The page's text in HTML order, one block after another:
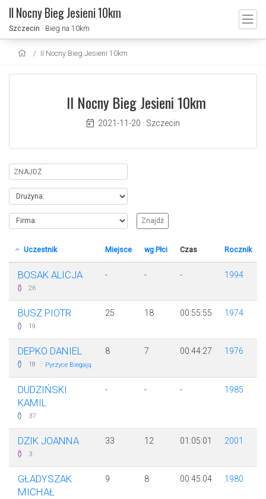
II Nocny Bieg Jesieni 10km
Szczecin · Bieg na 10km
II Nocny Bieg Jesieni 10km
II Nocny Bieg Jesieni 10km
2021-11-20 · Szczecin
Uczestnik Miejsce wg.Płci Czas Rocznik
BOSAK ALICJA
26
- - - 1994
BUSZ PIOTR
19
25 18 00:55:55 1974
DEPKO DANIEL
18 · Pyrzyce Biegają
8 7 00:44:27 1976
DUDZIŃSKI
KAMIL
37
- - - 1985
DZIK JOANNA
3
33 12 01:05:01 2001
GŁADYSZAK
MICHAŁ
9 8 00:45:04 1980